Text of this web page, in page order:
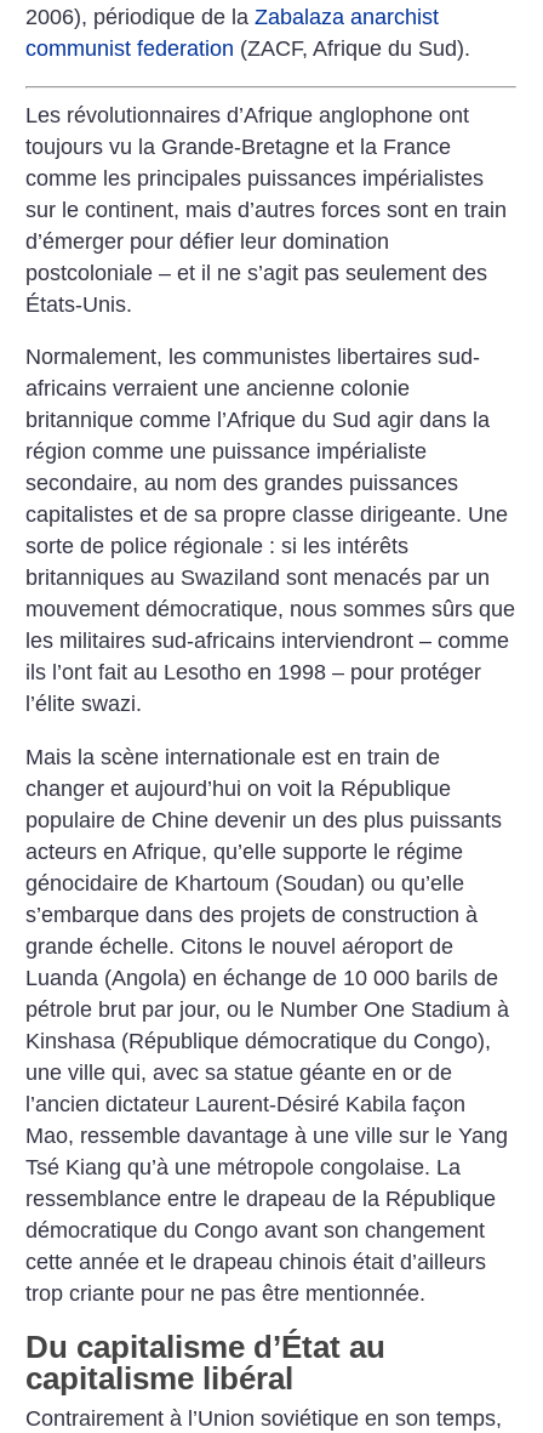
2006), périodique de laZabalaza anarchist
communist federation (ZACF, Afrique du Sud).
Les révolutionnaires d’Afrique anglophone ont
toujours vu la Grande-Bretagne et la France
comme les principales puissances impérialistes
sur le continent, mais d’autres forces sont en train
d’émerger pour défier leur domination
postcoloniale – et il ne s’agit pas seulement des
États-Unis.
Normalement, les communistes libertaires sud-
africains verraient une ancienne colonie
britannique comme l’Afrique du Sud agir dans la
région comme une puissance impérialiste
secondaire, au nom des grandes puissances
capitalistes et de sa propre classe dirigeante. Une
sorte de police régionale : si les intérêts
britanniques au Swaziland sont menacés par un
mouvement démocratique, nous sommes sûrs que
les militaires sud-africains interviendront – comme
ils l’ont fait au Lesotho en 1998 – pour protéger
l’élite swazi.
Mais la scène internationale est en train de
changer et aujourd’hui on voit la République
populaire de Chine devenir un des plus puissants
acteurs en Afrique, qu’elle supporte le régime
génocidaire de Khartoum (Soudan) ou qu’elle
s’embarque dans des projets de construction à
grande échelle. Citons le nouvel aéroport de
Luanda (Angola) en échange de 10 000 barils de
pétrole brut par jour, ou le Number One Stadium à
Kinshasa (République démocratique du Congo),
une ville qui, avec sa statue géante en or de
l’ancien dictateur Laurent-Désiré Kabila façon
Mao, ressemble davantage à une ville sur le Yang
Tsé Kiang qu’à une métropole congolaise. La
ressemblance entre le drapeau de la République
démocratique du Congo avant son changement
cette année et le drapeau chinois était d’ailleurs
trop criante pour ne pas être mentionnée.
Du capitalisme d’État au
capitalisme libéral
Contrairement à l’Union soviétique en son temps,